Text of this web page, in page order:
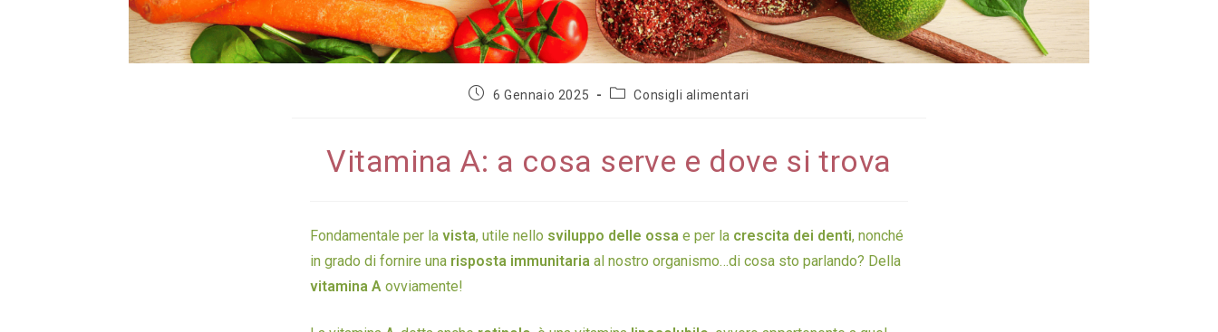
6 Gennaio 2025 Consigli alimentari
Vitamina A: a cosa serve e dove si trova
Fondamentale per la vista, utile nello sviluppo delle ossa e per la crescita dei denti, nonché
in grado di fornire una risposta immunitaria al nostro organismo…di cosa sto parlando? Della
vitamina A ovviamente!